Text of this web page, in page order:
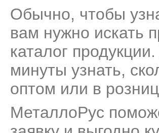
Обычно, чтобы
вам нужно искать
каталог
минуты узнать,
оптом или в
МеталлоРус